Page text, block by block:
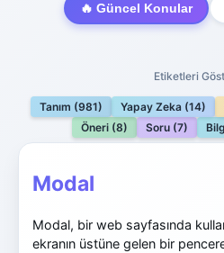
🔥 Güncel Konular
Etiketleri
Tanım (981) Yapay Zeka (14)
Öneri (8)
Soru (7)
Modal
Modal, bir web sayfasında
ekranın üstüne gelen bir